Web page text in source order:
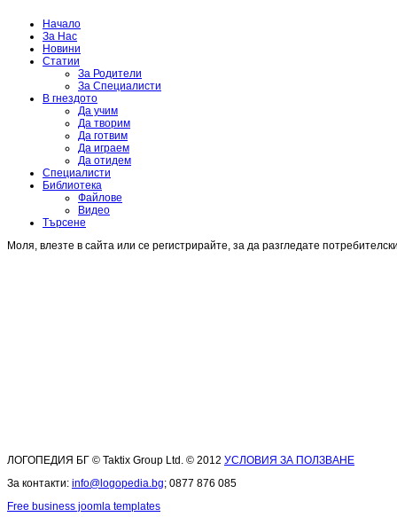
Начало
За Нас
Новини
Статии
За Родители
За Специалисти
В гнездото
Да учим
Да творим
Да готвим
Да играем
Да отидем
Специалисти
Библиотека
Файлове
Видео
Търсене
Моля, влезте в сайта или се регистрирайте, за да разгледате
ЛОГОПЕДИЯ БГ © Taktix Group Ltd. © 2012 УСЛОВИЯ ЗА ПОЛЗВАНЕ
За контакти: info@logopedia.bg; 0877 876 085
Free business joomla templates